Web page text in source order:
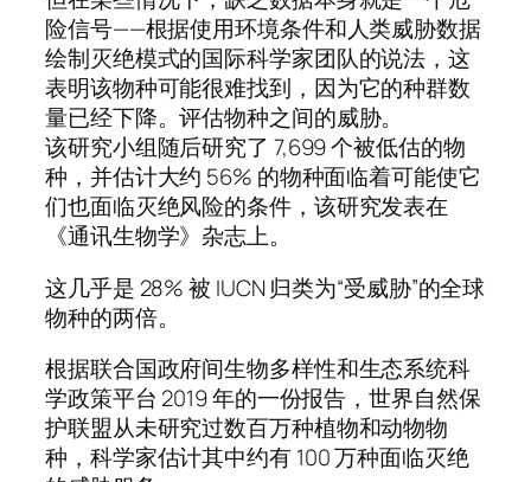
险信号——根据使用环境条件和人类威胁数据
绘制灭绝模式的国际科学家团队的说法，这
表明该物种可能很难找到，因为它的种群数
量已经下降。评估物种之间的威胁。
该研究小组随后研究了 7,699 个被低估的物
种，并估计大约 56% 的物种面临着可能使它
们也面临灭绝风险的条件，该研究发表在
《通讯生物学》杂志上。
这几乎是 28% 被 IUCN 归类为“受威胁”的全球
物种的两倍。
根据联合国政府间生物多样性和生态系统科
学政策平台 2019 年的一份报告，世界自然保
护联盟从未研究过数百万种植物和动物物
种，科学家估计其中约有 100 万种面临灭绝